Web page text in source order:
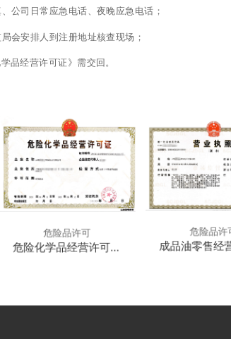
公司日常应急电话、夜晚应急电话；
会安排人到注册地址核查现场；
品经营许可证》需交回。
危险品许可
危险化学品经营许可证
危险品许
成品油零售经